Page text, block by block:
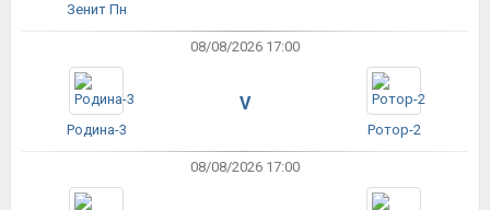
Зенит Пн
08/08/2026 17:00
Родина-3
V
Ротор-2
08/08/2026 17:00